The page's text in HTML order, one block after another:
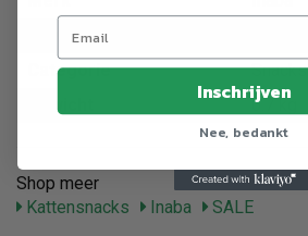
Gewicht
Categorie
Snacks
Gewicht
0.7 kg
Shop meer
Kattensnacks
Inaba SALE
Inschrijven
Nee, bedankt